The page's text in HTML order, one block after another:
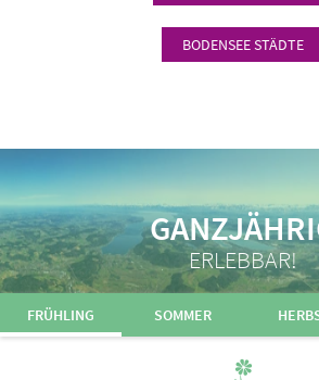
BODENSEE STÄDTE
ERLEBBAR!
FRÜHLING SOMMER